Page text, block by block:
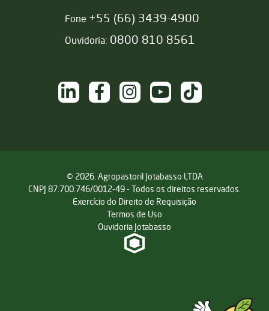
Fone +55 (66) 3439-4900
Ouvidoria: 0800 810 8561
NAS REDES SOCIAIS
© 2026. Agropastoril Jotabasso LTDA
CNPJ 87.700.746/0012-49 - Todos os direitos reservados.
Exercício do Direito de Requisição
Termos de Uso
Ouvidoria Jotabasso